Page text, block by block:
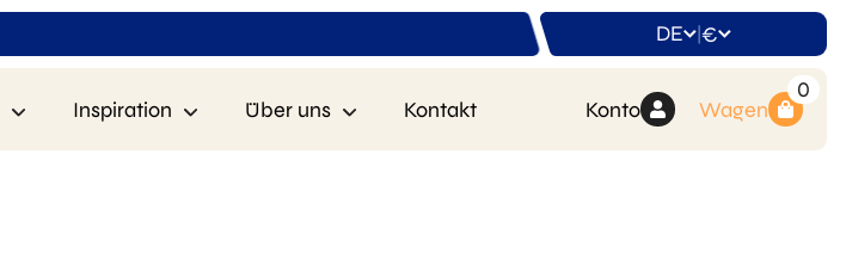
DE | €
Inspiration Über uns Kontakt Konto
0
Wagen